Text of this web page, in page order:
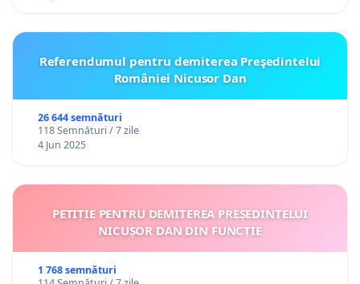
Referendumul pentru demiterea Preşedintelui
României Nicusor Dan
26 644 semnături
118 Semnături / 7 zile
4 Jun 2025
PETIȚIE PENTRU DEMITEREA PREȘEDINTELUI
NICUȘOR DAN DIN FUNCȚIE
1 768 semnături